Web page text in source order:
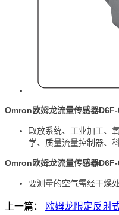
Omron欧姆龙流量传感器D6F-
取放系统、工业加工、
学、质量流量控制器、
Omron欧姆龙流量传感器D6F-
要测量的空气需经干燥
上一篇：
欧姆龙限定反射